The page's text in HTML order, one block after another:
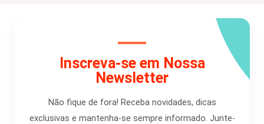
Inscreva-se em Nossa
Newsletter
Não fique de fora! Receba novidades, dicas
exclusivas e mantenha-se sempre informado. Junte-